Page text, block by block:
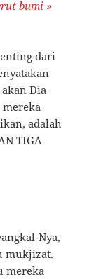
bumi »
dari
Dia
adalah
TIGA
Nya,
mukjizat.
mereka